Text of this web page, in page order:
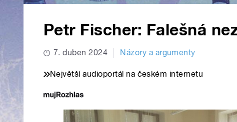
Petr Fischer: Falešná
7. duben 2024 Názory a argumenty
Největší audioportál na českém internetu